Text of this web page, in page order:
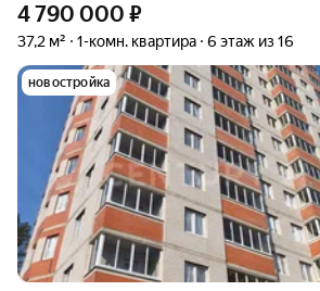
4 790 000 ₽
37,2 м² 1-комн. квартира 6 этаж из 16
новостройка